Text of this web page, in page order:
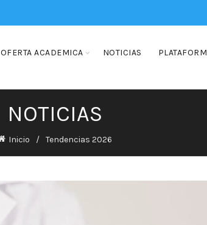
OFERTA ACADEMICA NOTICIAS
NOTICIAS
Inicio Tendencias 2026